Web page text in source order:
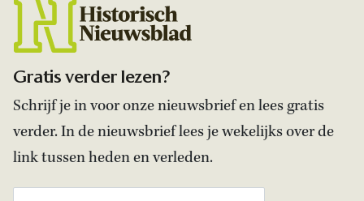
Gratis verder lezen?
Schrijf je in voor onze nieuwsbrief en lees gratis
verder. In de nieuwsbrief lees je wekelijks over de
link tussen heden en verleden.